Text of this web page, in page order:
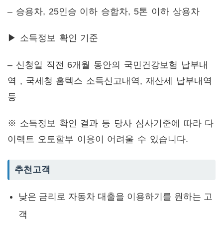
– 승용차, 25인승 이하 승합차, 5톤 이하 상용차
▶ 소득정보 확인 기준
– 신청일 직전 6개월 동안의 국민건강보험 납부내
역 , 국세청 홈텍스 소득신고내역, 재산세 납부내역
등
※ 소득정보 확인 결과 등 당사 심사기준에 따라 다
이렉트 오토할부 이용이 어려울 수 있습니다.
추천고객
낮은 금리로 자동차 대출을 이용하기를 원하는 고
객